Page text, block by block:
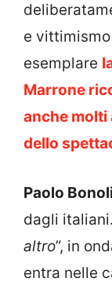
e
esemplare
Marrone
anche molti
dello
Paolo
dagli
altro”, in
entra nelle